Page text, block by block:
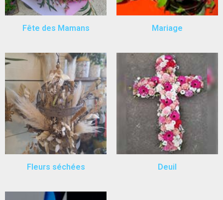
Fête des Mamans Mariage
Fleurs séchées Deuil